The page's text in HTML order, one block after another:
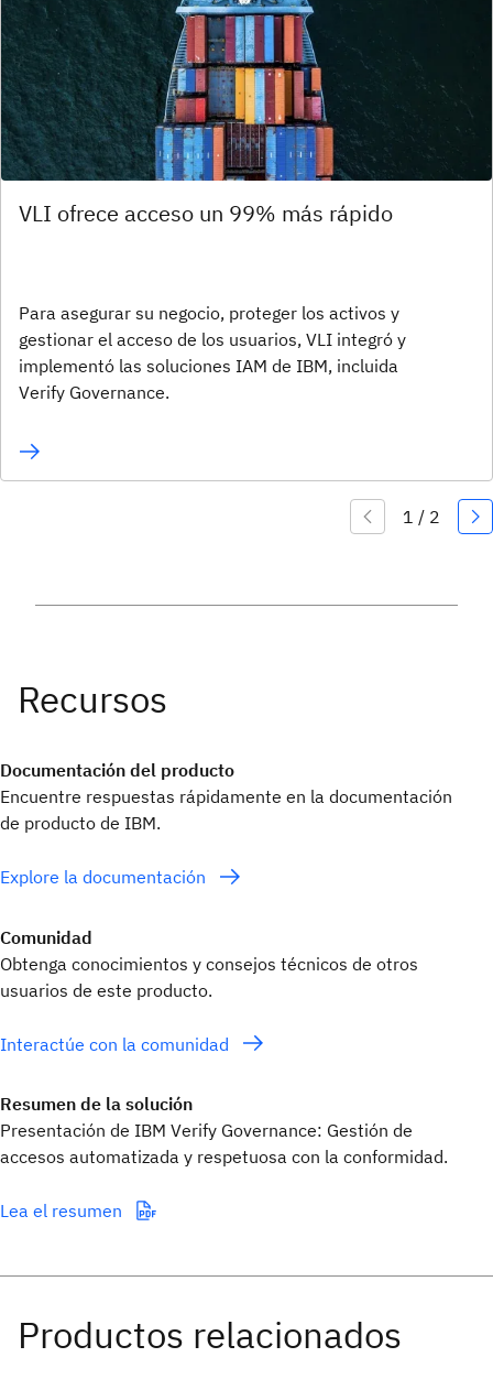
VLI ofrece acceso un 99% más rápido
Para asegurar su negocio, proteger los activos y
gestionar el acceso de los usuarios, VLI integró y
implementó las soluciones IAM de IBM, incluida
Verify Governance.
Documentación del producto
Encuentre respuestas rápidamente en la documentación
de producto de IBM.
Explore la documentación
Comunidad
Obtenga conocimientos y consejos técnicos de otros
usuarios de este producto.
Interactúe con la comunidad
Resumen de la solución
Presentación de IBM Verify Governance: Gestión de
accesos automatizada y respetuosa con la conformidad.
Lea el resumen